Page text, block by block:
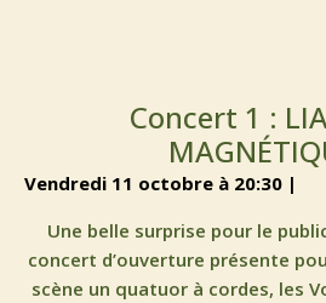
Concert 1 :
vendredi 11 octobre à 20:30 |
Une belle surprise pour le
concert d’ouverture présente
scène un quatuor à cordes, les